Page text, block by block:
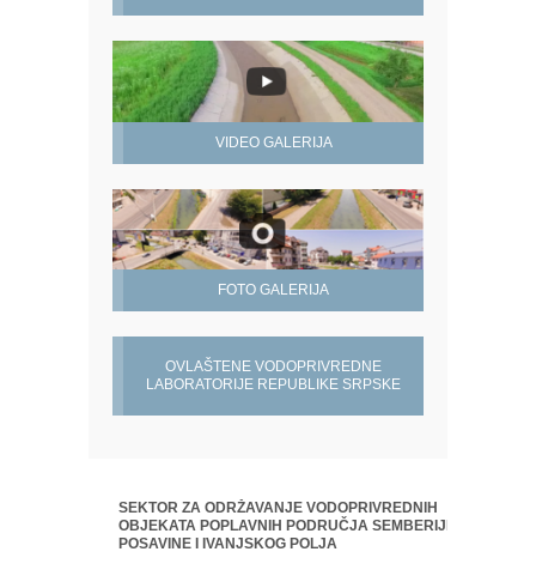
VIDEO GALERIJA
FOTO GALERIJA
OVLAŠTENE VODOPRIVREDNE
LABORATORIJE REPUBLIKE SRPSKE
SEKTOR ZA ODRŽAVANJE VODOPRIVREDNIH
OBJEKATA POPLAVNIH PODRUČJA SEMBERIJE,
POSAVINE I IVANJSKOG POLJA